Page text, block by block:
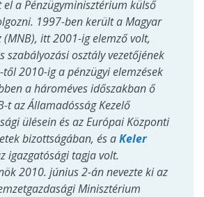
a Pénzügyminisztérium külső
1997-ben került a Magyar
itt 2001-ig elemző volt,
szabályozási osztály vezetőjének
2010-ig a pénzügyi elemzések
a hároméves időszakban ő
t az Államadósság Kezelő
ülésein és az Európai Központi
bizottságában, és aKeler
igazgatósági tagja volt.
2010. június 2-án nevezte ki az
Minisztérium